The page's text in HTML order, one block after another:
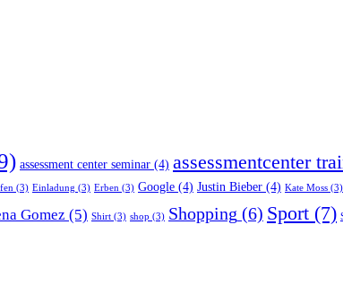
assessment center seminar (4) assessmentcenter
(3) Einladung (3) Erben (3) Google (4) Justin Bieber (4) Kate Moss (3)
Gomez (5) Shirt (3) shop (3) Shopping (6) Sport (7)